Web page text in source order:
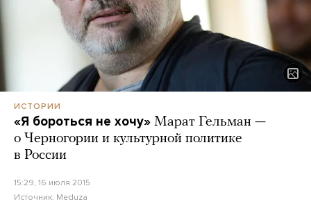
ИСТОРИИ
«Я бороться не хочу» Марат Гельман —
о Черногории и культурной политике
в России
15:29, 16 июля 2015
Источник: Meduza